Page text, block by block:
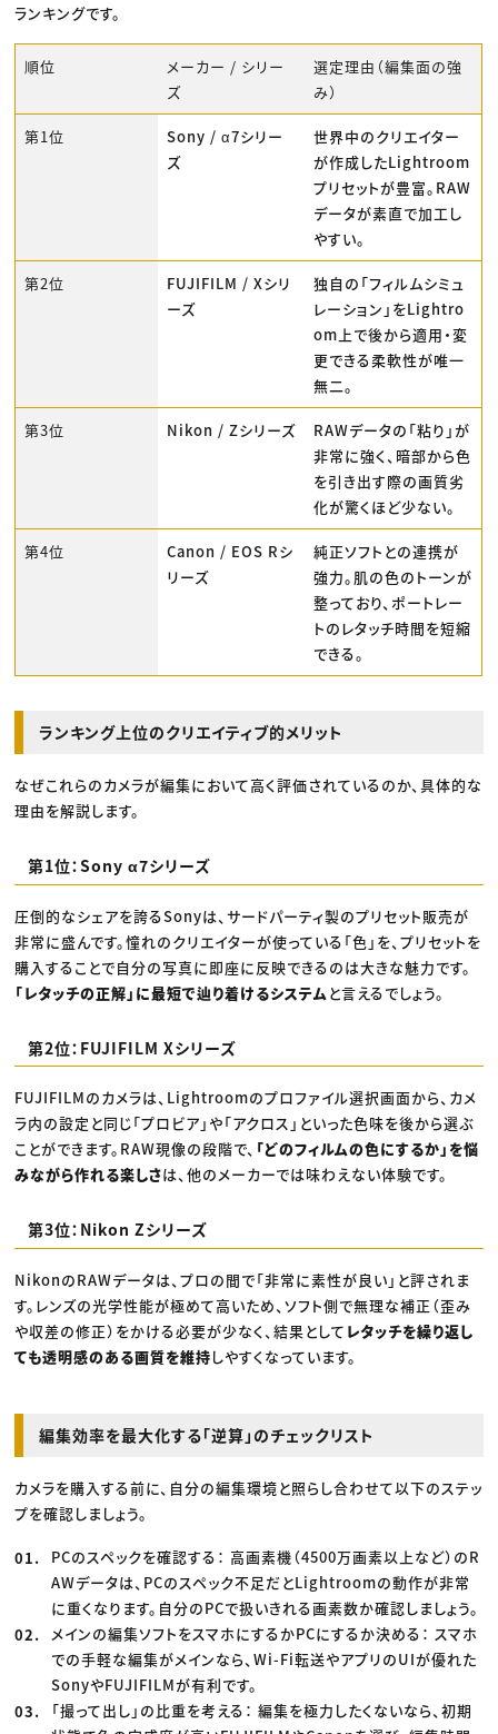
ランキングです。
順位
メーカー / シリー
ズ
選定理由（編集面の強
み）
第1位
Sony / α7シリー
ズ
世界中のクリエイター
が作成したLightroom
プリセットが豊富。RAW
データが素直で加工し
やすい。
第2位
FUJIFILM / Xシリ
ーズ
独自の「フィルムシミュ
レーション」をLightro
om上で後から適用・変
更できる柔軟性が唯一
無二。
第3位 Nikon / Zシリーズ
RAWデータの「粘り」が
非常に強く、暗部から色
を引き出す際の画質劣
化が驚くほど少ない。
第4位
Canon / EOS Rシ
リーズ
純正ソフトとの連携が
強力。肌の色のトーンが
整っており、ポートレー
トのレタッチ時間を短縮
できる。
ランキング上位のクリエイティブ的メリット
なぜこれらのカメラが編集において高く評価されているのか、具体的な
理由を解説します。
第1位：Sony α7シリーズ
圧倒的なシェアを誇るSonyは、サードパーティ製のプリセット販売が
非常に盛んです。憧れのクリエイターが使っている「色」を、プリセットを
購入することで自分の写真に即座に反映できるのは大きな魅力です。
「レタッチの正解」に最短で辿り着けるシステム と言えるでしょう。
第2位：FUJIFILM Xシリーズ
FUJIFILMのカメラは、Lightroomのプロファイル選択画面から、カメ
ラ内の設定と同じ「プロビア」や「アクロス」といった色味を後から選ぶ
ことができます。RAW現像の段階で、 「どのフィルムの色にするか」を悩
みながら作れる楽しさは、他のメーカーでは味わえない体験です。
第3位：Nikon Zシリーズ
NikonのRAWデータは、プロの間で「非常に素性が良い」と評されま
す。レンズの光学性能が極めて高いため、ソフト側で無理な補正（歪み
や収差の修正）をかける必要が少なく、結果として レタッチを繰り返し
ても透明感のある画質を維持しやすくなっています。
編集効率を最大化する「逆算」のチェックリスト
カメラを購入する前に、自分の編集環境と照らし合わせて以下のステッ
プを確認しましょう。
PCのスペックを確認する： 高画素機（4500万画素以上など）のR
AWデータは、PCのスペック不足だとLightroomの動作が非常
に重くなります。自分のPCで扱いきれる画素数か確認しましょう。
メインの編集ソフトをスマホにするかPCにするか決める： スマホ
での手軽な編集がメインなら、Wi-Fi転送やアプリのUIが優れた
SonyやFUJIFILMが有利です。
「撮って出し」の比重を考える： 編集を極力したくないなら、初期